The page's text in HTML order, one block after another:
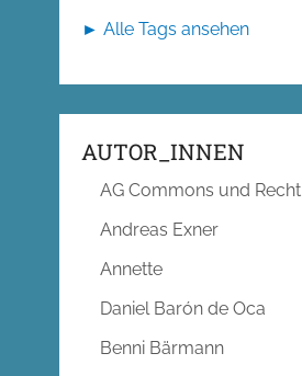
► Alle Tags ansehen
AUTOR_INNEN
AG Commons und Recht
Andreas Exner
Annette
Daniel Barón de Oca
Benni Bärmann